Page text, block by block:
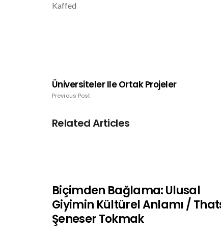
Kaffed
Üniversiteler Ile Ortak Projeler
Previous Post
Related Articles
Biçimden Bağlama: Ulusal
Giyimin Kültürel Anlamı /
Şeneser Tokmak